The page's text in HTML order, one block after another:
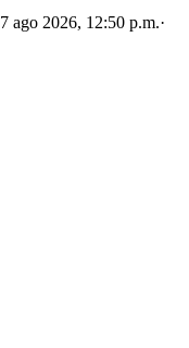
7 ago 2026, 12:50 p.m.·